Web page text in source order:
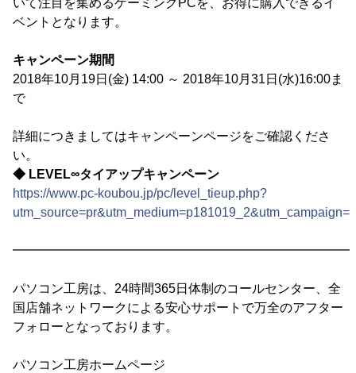
いて注目を集めるゲーミングPCを、お得に購入できるイ
ベントとなります。
キャンペーン期間
2018年10月19日(金) 14:00 ～ 2018年10月31日(水)16:00ま
で
詳細につきましてはキャンペーンページをご確認くださ
い。
◆ LEVEL∞タイアップキャンペーン
https://www.pc-koubou.jp/pc/level_tieup.php?
パソコン工房は、24時間365日体制のコールセンター、全
国店舗ネットワークによる安心サポートで万全のアフター
フォローとなっております。
パソコン工房ホームページ